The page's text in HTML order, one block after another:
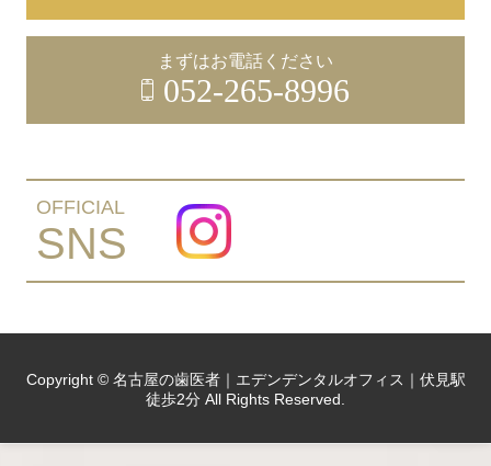
まずはお電話ください
052-265-8996
OFFICIAL
SNS
Copyright © 名古屋の歯医者｜エデンデンタルオフィス｜伏見駅
徒歩2分 All Rights Reserved.